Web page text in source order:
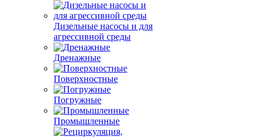
Дизельные насосы и для
агрессивной среды
Дренажные
Поверхностные
Погружные
Промышленные